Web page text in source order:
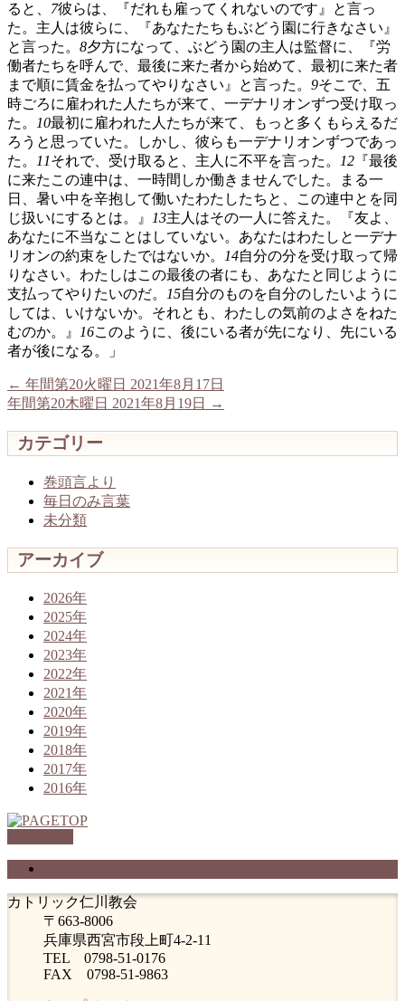
ると、 7彼らは、『だれも雇ってくれないのです』と言っ
た。主人は彼らに、『あなたたちもぶどう園に行きなさい』
と言った。 8夕方になって、ぶどう園の主人は監督に、『労
働者たちを呼んで、最後に来た者から始めて、最初に来た者
まで順に賃金を払ってやりなさい』と言った。 9そこで、五
時ごろに雇われた人たちが来て、一デナリオンずつ受け取っ
た。 10最初に雇われた人たちが来て、もっと多くもらえるだ
ろうと思っていた。しかし、彼らも一デナリオンずつであっ
た。 11それで、受け取ると、主人に不平を言った。 12 『最後
に来たこの連中は、一時間しか働きませんでした。まる一
日、暑い中を辛抱して働いたわたしたちと、この連中とを同
じ扱いにするとは。』 13主人はその一人に答えた。『友よ、
あなたに不当なことはしていない。あなたはわたしと一デナ
リオンの約束をしたではないか。 14自分の分を受け取って帰
りなさい。わたしはこの最後の者にも、あなたと同じように
支払ってやりたいのだ。 15自分のものを自分のしたいように
しては、いけないか。それとも、わたしの気前のよさをねた
むのか。』 16このように、後にいる者が先になり、先にいる
者が後になる。」
← 年間第20火曜日 2021年8月17日
年間第20木曜日 2021年8月19日
→
カテゴリー
巻頭言より
毎日のみ言葉
未分類
アーカイブ
2026年
2025年
2024年
2023年
2022年
2021年
2020年
2019年
2018年
2017年
2016年
カトリック仁川教会
〒663-8006
兵庫県西宮市段上町4-2-11
TEL 0798-51-0176
FAX 0798-51-9863